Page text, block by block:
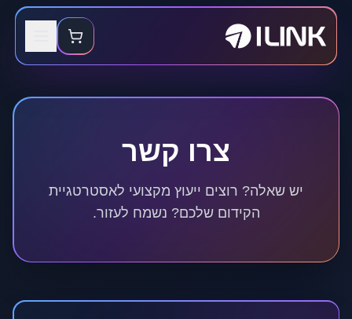
צרו קשר
יש שאלה? רוצים ייעוץ מקצועי לאסטרטגיית
הקידום שלכם? נשמח לעזור.